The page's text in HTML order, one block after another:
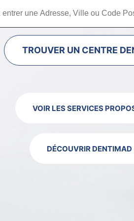
dentaire Dentimad près
dentaire Dentimad près de chez vous
TROUVER UN CENTRE
VOIR LES SERVICES
DÉCOUVRIR DENTIMAD